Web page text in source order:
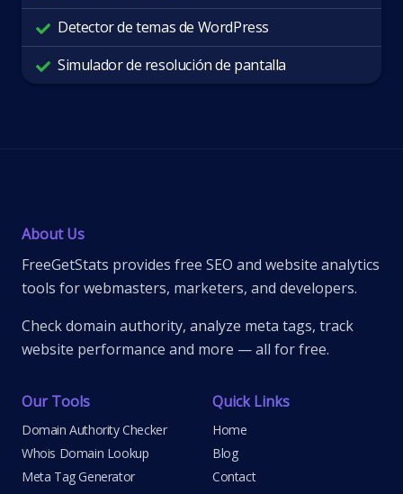
Detector de temas de WordPress
Simulador de resolución de pantalla
About Us
FreeGetStats provides free SEO and website analytics
tools for webmasters, marketers, and developers.
Check domain authority, analyze meta tags, track
website performance and more — all for free.
Our Tools
Domain Authority Checker
Whois Domain Lookup
Meta Tag Generator
Quick Links
Home
Blog
Contact